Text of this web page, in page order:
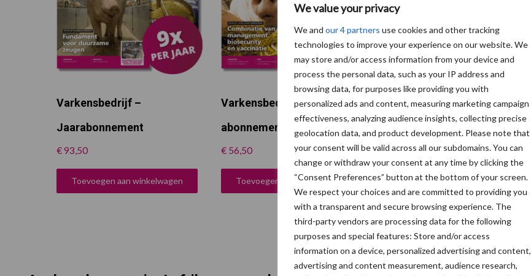
We value your privacy
We and our 4 partners use cookies and other tracking
technologies to improve your experience on our website. We
may store and/or access information from your device and
process the personal data, such as your IP address and
browsing data, for purposes like providing you with
personalized ads and content, measuring marketing campaign
effectiveness, analyzing audience insights, collecting precise
geolocation data, and product development. Please note that
your consent will be valid across all our subdomains. You can
change or withdraw your consent at any time by clicking the
“Consent Preferences” button at the bottom of your screen.
We respect your choices and are committed to providing you
with a transparent and secure browsing experience. The
third-party vendors are processing data for the following
purposes and special features: Store and/or access
information on a device, personalized advertising and content,
advertising and content measurement, audience research,
Varkensbedrijf –
Jaarabonnement
€93,50
Toevoegen aan winkelwagen
Varkensbedrijf – Halfjaar
abonnement
€ 56,50
Toevoegen aan winkelwagen
Varkensbedrijf &
Melkveebedrijf –
Combinatie abonnement
€192,00 Oorspronkelijke
prijs
was:
€ 192,00.
€144,50Huidige
prijs
is:
€ 144,50.
Toevoegen aan winkelwagen